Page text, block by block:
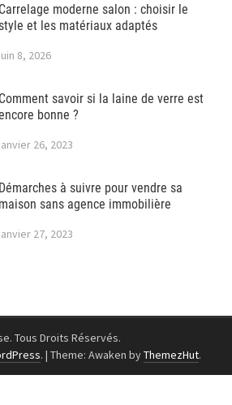
Carrelage moderne salon : choisir le
style et les matériaux adaptés
juin 8, 2026
Comment savoir si la laine de verre est
bonne ?
janvier 26, 2023
Démarches à suivre pour vendre sa
maison sans agence immobilière
janvier 27, 2023
Tous Droits Réservés.
. | Theme: Awaken byThemezHut.